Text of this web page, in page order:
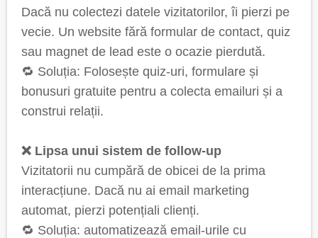
Dacă nu colectezi datele vizitatorilor, îi pierzi pe
vecie. Un website fără formular de contact, quiz
sau magnet de lead este o ocazie pierdută.
🔁 Soluția: Folosește quiz-uri, formulare și
bonusuri gratuite pentru a colecta emailuri și a
construi relații.
❌ Lipsa unui sistem de follow-up
Vizitatorii nu cumpără de obicei de la prima
interacțiune. Dacă nu ai email marketing
automat, pierzi potențiali clienți.
🔁 Soluția: automatizează email-urile cu